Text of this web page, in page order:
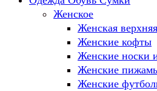
Женское
Женская
Женские кофты
Женские носки
Женские
Женские